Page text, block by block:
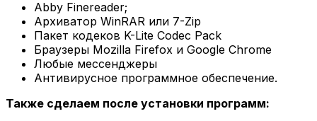
Abby Finereader;
Архиватор WinRAR или 7-Zip
Пакет кодеков K-Lite Codec Pack
Браузеры Mozilla Firefox и Google Chrome
Любые мессенджеры
Антивирусное программное обеспечение.
Также сделаем после установки программ: